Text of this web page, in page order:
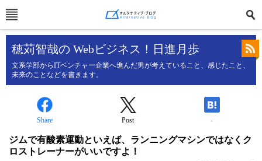
穂苅智哉の Webビジネス！日進月歩
文系学部からITベンチャー企業へ進んだ男が考えていること、感じたこと、
未来のことなどを書きます。
Share Post -
ジムで有酸素運動といえば、ランニングマシンではなくク
ロストレーナーがいいですよ！